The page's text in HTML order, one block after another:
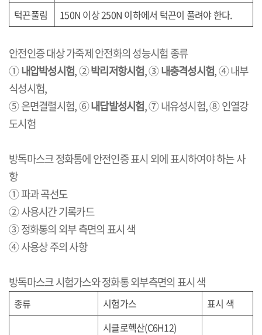
턱끈풀림
150N 이상250N 이하에서 턱끈이 풀려야 한다.
안전인증 대상 가죽제 안전화의 성능시험 종류
①내압박성시험,②박리저항시험,③내충격성시험,④ 내부
식성시험,
⑤ 은면결렬시험,⑥내답발성시험,⑦ 내유성시험,⑧ 인열강
도시험
방독마스크 정화통에 안전인증 표시 외에 표시하여야 하는 사
항
① 파과 곡선도
② 사용시간 기록카드
③ 정화통의 외부 측면의 표시 색
④ 사용상 주의 사항
방독마스크 시험가스와 정화통 외부측면의 표시 색
종류 시험가스 표시 색
시클로헥산(C6H12)